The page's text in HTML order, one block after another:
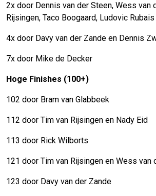
2x door Dennis van der Steen, Wess van
Rijsingen, Taco Boogaard, Ludovic Rubais
4x door Davy van der Zande en Dennis
7x door Mike de Decker
Hoge Finishes (100+)
102 door Bram van Glabbeek
112 door Tim van Rijsingen en Nady Eid
113 door Rick Wilborts
121 door Tim van Rijsingen en Wess van
123 door Davy van der Zande